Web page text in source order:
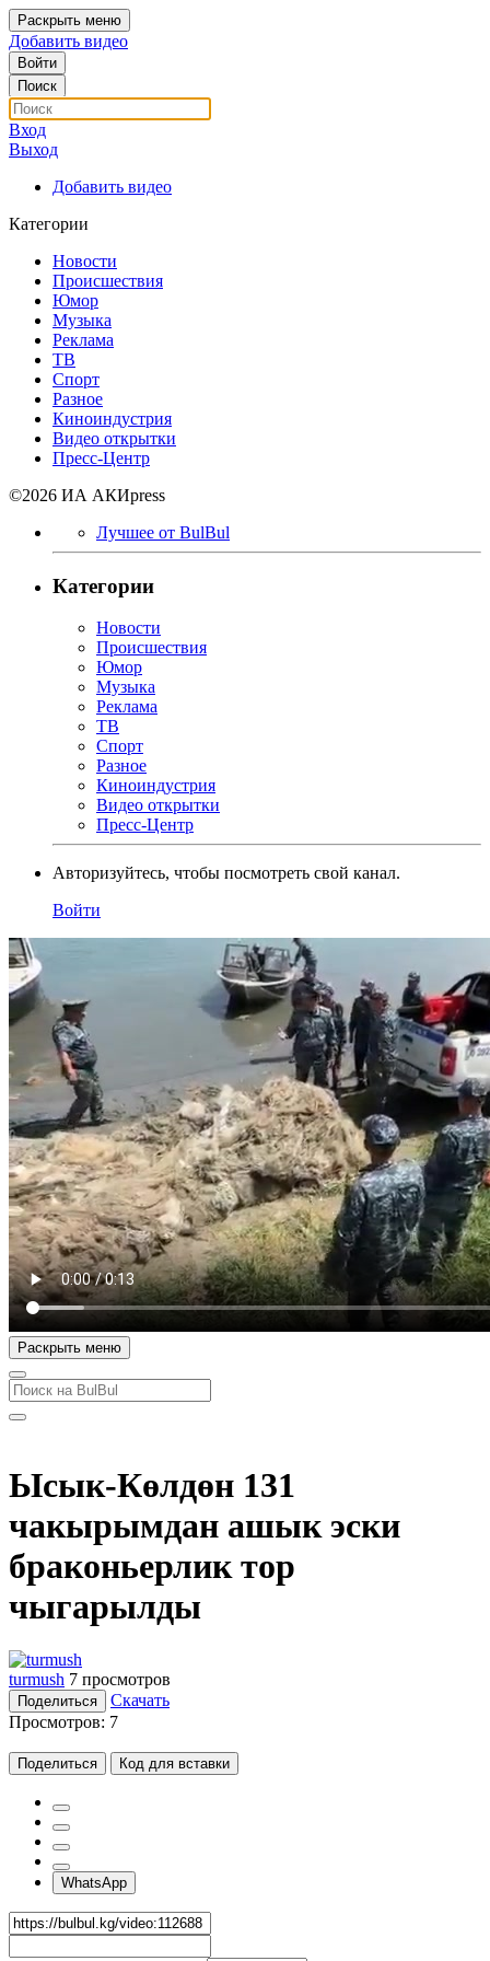
Раскрыть меню
Добавить видео
Войти
Поиск
Вход
Выход
Добавить видео
Категории
Новости
Происшествия
Юмор
Музыка
Реклама
ТВ
Спорт
Разное
Киноиндустрия
Видео открытки
Пресс-Центр
©2026 ИА АКИpress
Лучшее от BulBul
Категории
Новости
Происшествия
Юмор
Музыка
Реклама
ТВ
Спорт
Разное
Киноиндустрия
Видео открытки
Пресс-Центр
Авторизуйтесь, чтобы посмотреть свой канал.
Войти
Раскрыть меню
Ысык-Көлдөн 131
чакырымдан ашык эски
браконьерлик тор
чыгарылды
turmush 7 просмотров
Поделиться
Скачать
Просмотров: 7
Поделиться Код для вставки
WhatsApp